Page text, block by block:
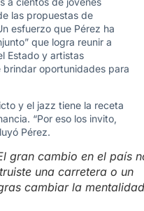
las propuestas de
esfuerzo que Pérez ha
que logra reunir a
Estado y artistas
oportunidades para
y el jazz tiene la receta
“Por eso los invito,
Pérez.
gran cambio en el país
una carretera o un
cambiar la